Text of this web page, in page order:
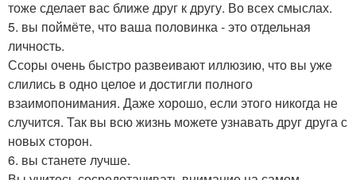
тоже сделает вас ближе друг к другу. Во всех смыслах.
5. вы поймёте, что ваша половинка - это отдельная
личность.
Ссоры очень быстро развеивают иллюзию, что вы уже
слились в одно целое и достигли полного
взаимопонимания. Даже хорошо, если этого никогда не
случится. Так вы всю жизнь можете узнавать друг друга с
новых сторон.
6. вы станете лучше.